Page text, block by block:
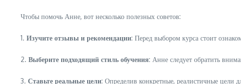
Чтобы помочь Анне, вот несколько полезных советов:
1. Изучите отзывы и рекомендации: Перед выбором курса стоит
2. Выберите подходящий стиль обучения: Анне следует обратить
3. Ставьте реальные цели: Определив конкретные, реалистичные цели